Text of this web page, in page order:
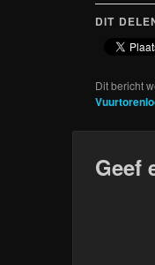
DIT
Dit bericht
Geef